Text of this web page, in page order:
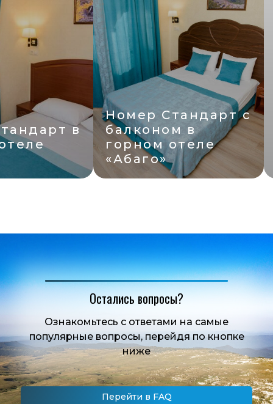
Номер Стандарт с
балконом в
горном отеле
«Абаго»
Номер
в горном
«Абаго»
Остались вопросы?
Перейти в FAQ
Ознакомьтесь с ответами на самые
популярные вопросы, перейдя по кнопке
ниже